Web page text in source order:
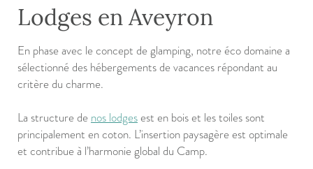
Lodges en Aveyron
En phase avec le concept de glamping, notre éco domaine a
sélectionné des hébergements de vacances répondant au
critère du charme.
La structure de nos lodgesest en bois et les toiles sont
principalement en coton. L’insertion paysagère est optimale
et contribue à l’harmonie global du Camp.